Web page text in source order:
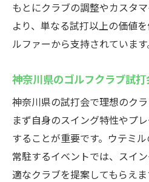
見直す方法
ウテミル試打会で体
ウテミル試打会なら最新
比較可能
ウテミル試打会で最
る方法
ゴルフクラブ試打会
きる理由
もとにクラブの調整やカスタ
より、単なる試打以上の価値
ルファーから支持されています
神奈川県のゴルフクラブ試
神奈川県の試打会で理想のク
まず自身のスイング特性やプ
することが重要です。ウテミ
常駐するイベントでは、スイ
適なクラブを提案してもらえま